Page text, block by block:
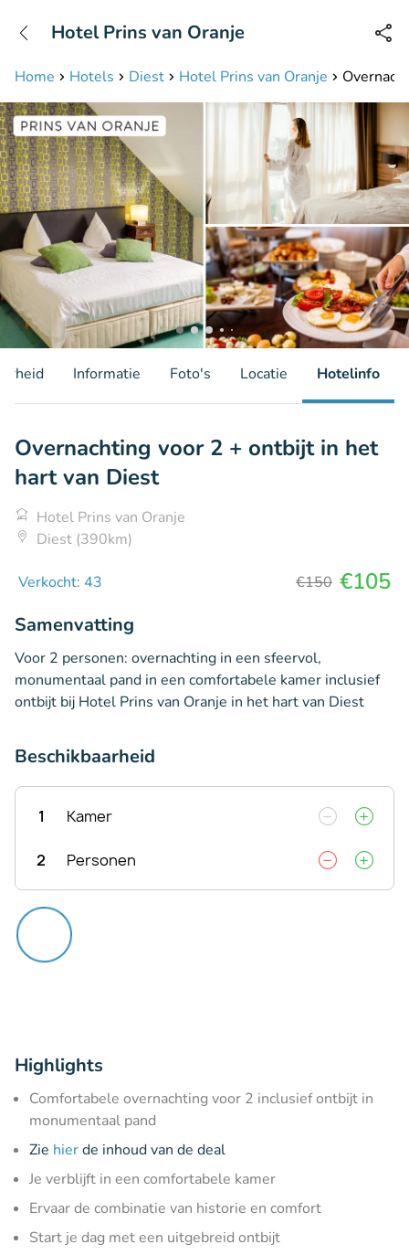
Bereikbaar tot 23:00 uur
Home Hotels Diest Hotel Prins van Oranje
Hotel Prins van Oranje
Informatie Foto's Locatie Hotelinfo
Overnachting voor 2 + ontbijt in het
hart van Diest
Hotel Prins van Oranje
Diest (390km)
Verkocht: 43 €150 €105
Samenvatting
Voor 2 personen: overnachting in een sfeervol,
monumentaal pand in een comfortabele kamer inclusief
ontbijt bij Hotel Prins van Oranje in het hart van Diest
Beschikbaarheid
1 Kamer
2 Personen
Highlights
Comfortabele overnachting voor 2 inclusief ontbijt in
monumentaal pand
Zie hierde inhoud van de deal
Je verblijft in een comfortabele kamer
Ervaar de combinatie van historie en comfort
Start je dag met een uitgebreid ontbijt